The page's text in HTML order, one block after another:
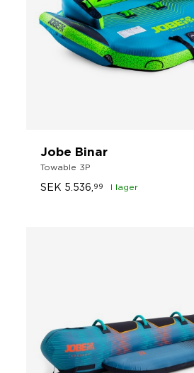
Jobe Binar
Towable 3P
SEK 5.536, 99 I lager